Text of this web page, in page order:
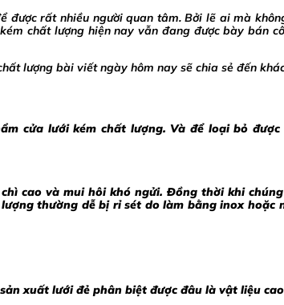
được rất nhiều người quan tâm. Bởi lẽ ai mà
chất lượng hiện nay vẫn đang được bày bán
lượng bài viết ngày hôm nay sẽ chia sẻ đến
cửa lưới kém chất lượng. Và để loại bỏ
cao và mui hôi khó ngửi. Đồng thời khi
thường dễ bị rỉ sét do làm bằng inox
xuất lưới đẻ phân biệt được đâu là vật liệu